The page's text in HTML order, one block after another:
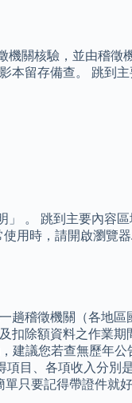
關核驗，並由稽徵
本留存備查。 跳到
。 跳到主要內容區
用時，請開啟瀏覽
趟稽徵機關（各地區
除額資料之作業期
建議您若查無歷年
目、各項收入分別
只要記得帶證件就